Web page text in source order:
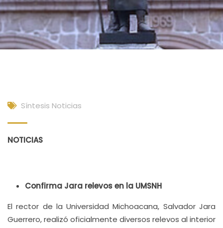
Síntesis Noticias
NOTICIAS
Confirma Jara relevos en la UMSNH
El rector de la Universidad Michoacana, Salvador Jara
Guerrero, realizó oficialmente diversos relevos al interior